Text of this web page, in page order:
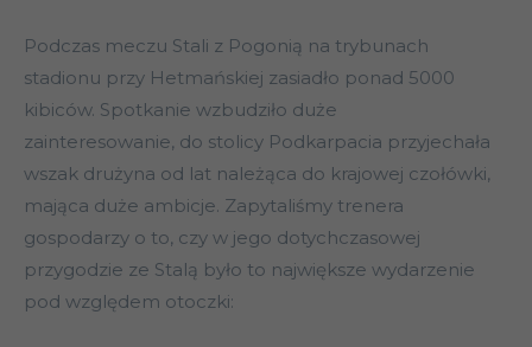
Podczas meczu Stali z Pogonią na trybunach
stadionu przy Hetmańskiej zasiadło ponad 5000
kibiców. Spotkanie wzbudziło duże
zainteresowanie, do stolicy Podkarpacia przyjechała
wszak drużyna od lat należąca do krajowej czołówki,
mająca duże ambicje. Zapytaliśmy trenera
gospodarzy o to, czy w jego dotychczasowej
przygodzie ze Stalą było to największe wydarzenie
pod względem otoczki: